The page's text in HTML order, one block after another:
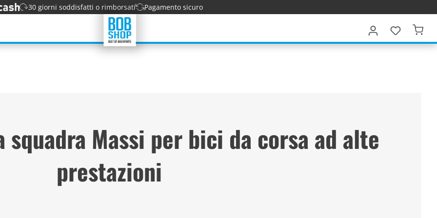
30 giorni soddisfatti o rimborsati Pagamento sicuro
Massi per bici da corsa ad alte
prestazioni